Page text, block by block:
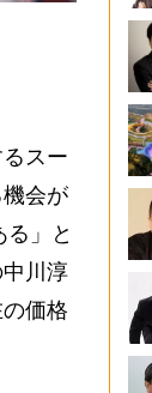
スー
会が
」と
川淳
価格